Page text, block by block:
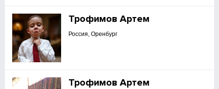
Трофимов Артем
Россия, Оренбург
Трофимов Артем